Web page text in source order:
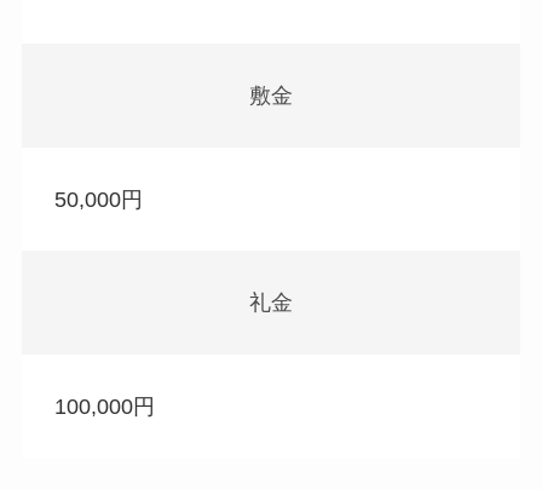
敷金
50,000円
礼金
100,000円